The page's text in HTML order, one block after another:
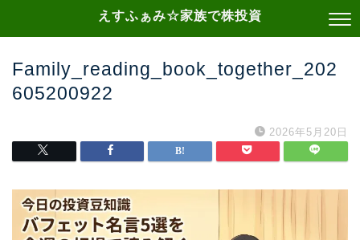
えすふぁみ☆家族で株投資
Family_reading_book_together_202
605200922
2026年5月20日